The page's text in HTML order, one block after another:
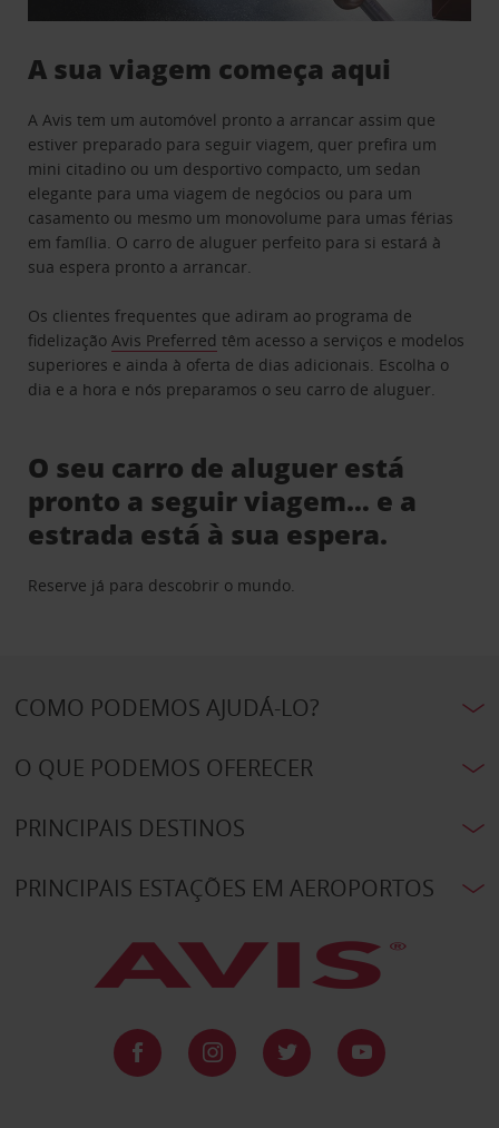
A sua viagem começa aqui
A Avis tem um automóvel pronto a arrancar assim que
estiver preparado para seguir viagem, quer prefira um
mini citadino ou um desportivo compacto, um sedan
elegante para uma viagem de negócios ou para um
casamento ou mesmo um monovolume para umas férias
em família. O carro de aluguer perfeito para si estará à
sua espera pronto a arrancar.
Os clientes frequentes que adiram ao programa de
fidelizaçãoAvis Preferred têm acesso a serviços e modelos
superiores e ainda à oferta de dias adicionais. Escolha o
dia e a hora e nós preparamos o seu carro de aluguer.
O seu carro de aluguer está
pronto a seguir viagem… e a
estrada está à sua espera.
Reserve já para descobrir o mundo.
COMO PODEMOS AJUDÁ-LO?
O QUE PODEMOS OFERECER
PRINCIPAIS DESTINOS
PRINCIPAIS ESTAÇÕES EM AEROPORTOS